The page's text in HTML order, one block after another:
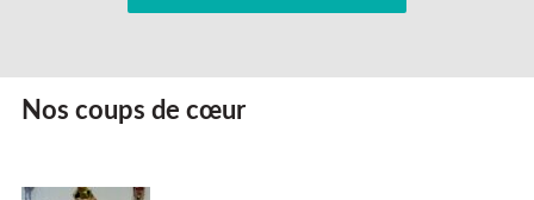
Nos coups de cœur